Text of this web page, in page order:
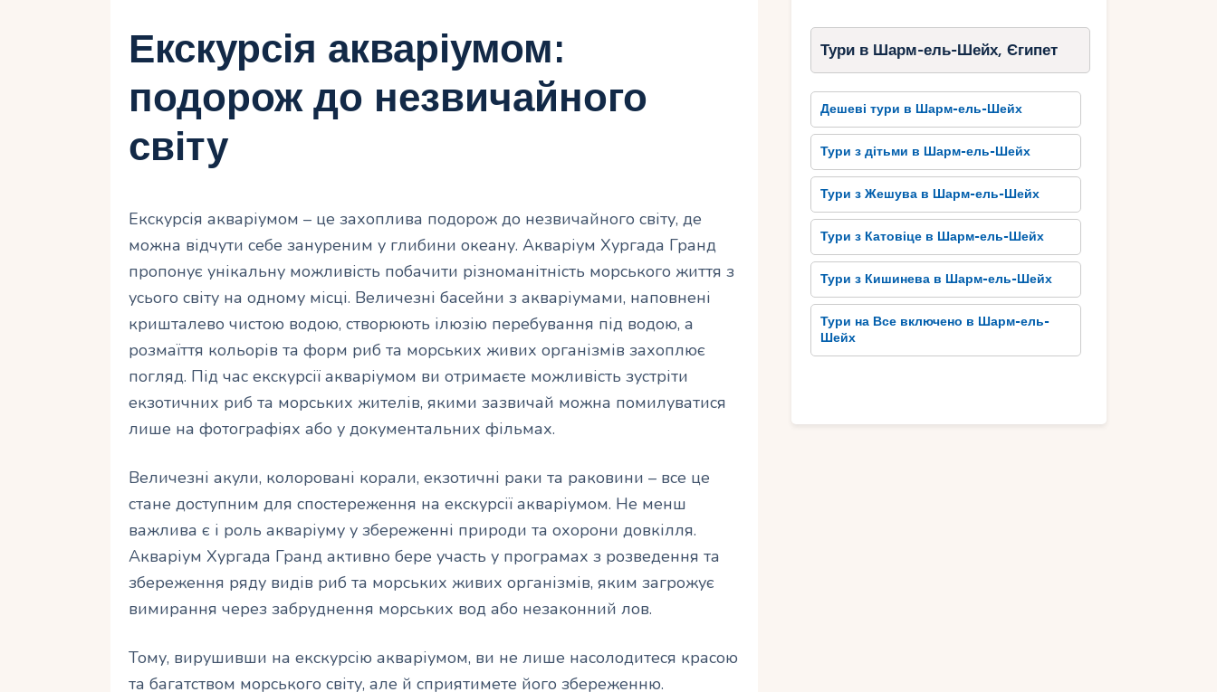
Екскурсія акваріумом:
подорож до незвичайного
світу
Екскурсія акваріумом – це захоплива подорож до незвичайного світу, де
можна відчути себе зануреним у глибини океану. Акваріум Хургада Гранд
пропонує унікальну можливість побачити різноманітність морського життя з
усього світу на одному місці. Величезні басейни з акваріумами, наповнені
кришталево чистою водою, створюють ілюзію перебування під водою, а
розмаїття кольорів та форм риб та морських живих організмів захоплює
погляд. Під час екскурсії акваріумом ви отримаєте можливість зустріти
екзотичних риб та морських жителів, якими зазвичай можна помилуватися
лише на фотографіях або у документальних фільмах.
Величезні акули, колоровані корали, екзотичні раки та раковини – все це
стане доступним для спостереження на екскурсії акваріумом. Не менш
важлива є і роль акваріуму у збереженні природи та охорони довкілля.
Акваріум Хургада Гранд активно бере участь у програмах з розведення та
збереження ряду видів риб та морських живих організмів, яким загрожує
вимирання через забруднення морських вод або незаконний лов.
Тому, вирушивши на екскурсію акваріумом, ви не лише насолодитеся красою
та багатством морського світу, але й сприятимете його збереженню.
Тури в Шарм-ель-Шейх, Єгипет
Дешеві тури в Шарм-ель-Шейх
Тури з дітьми в Шарм-ель-Шейх
Тури з Жешува в Шарм-ель-Шейх
Тури з Катовіце в Шарм-ель-Шейх
Тури з Кишинева в Шарм-ель-Шейх
Тури на Все включено в Шарм-ель-
Шейх